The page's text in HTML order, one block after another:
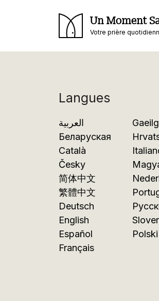
Un Moment
Votre prière
Langues
العربية
Беларуская
Català
Česky
简体中文
繁體中文
Deutsch
English
Español
Français
Polski